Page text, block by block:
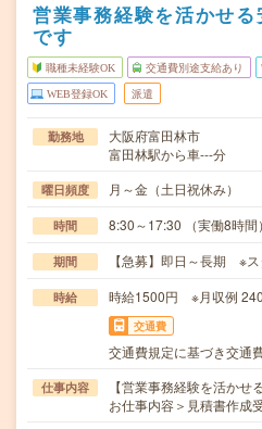
営業事務経験を活かせ
です
職種未経験OK 交通費別途支給あり
WEB登録OK 派遣
勤務地
大阪府富田林市
富田林駅から車---分
曜日頻度 月～金（土日祝休み）
時間 8:30～17:30 （実働8時
期間 【急募】即日～長期 ※ス
時給 時給1500円 ※月収例
交通費
交通費規定に基づき交通
仕事内容
【営業事務経験を活かせ
お仕事内容＞見積書作成